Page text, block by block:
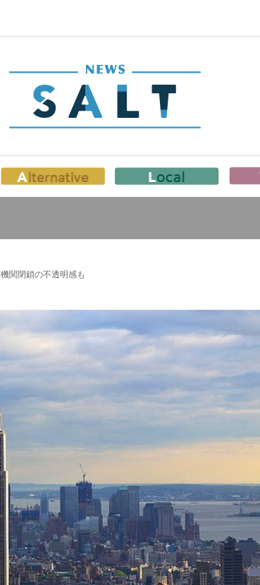
関閉鎖の不透明感も